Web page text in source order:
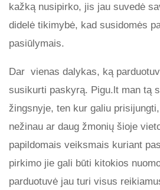
kažką nusipirko, jis jau suvedė
didelė tikimybė, kad susidomės
pasiūlymais.
Dar vienas dalykas, ką
susikurti paskyrą. Pigu.lt man tą
žingsnyje, ten kur galiu
nežinau ar daug žmonių šioje
papildomais veiksmais kuriant
pirkimo jie gali būti kitokios
parduotuvė jau turi visus